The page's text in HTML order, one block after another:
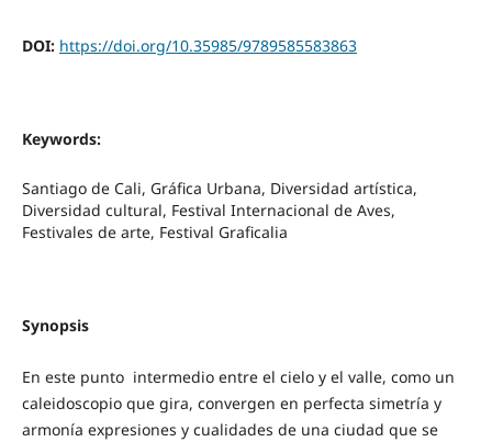
DOI: https://doi.org/10.35985/9789585583863
Keywords:
Santiago de Cali, Gráfica Urbana, Diversidad artística,
Diversidad cultural, Festival Internacional de Aves,
Festivales de arte, Festival Graficalia
Synopsis
En este punto intermedio entre el cielo y el valle, como un
caleidoscopio que gira, convergen en perfecta simetría y
armonía expresiones y cualidades de una ciudad que se